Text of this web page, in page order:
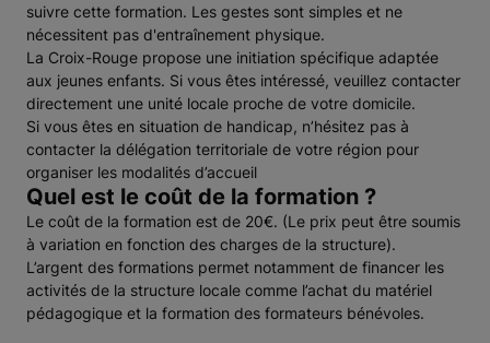
suivre cette formation. Les gestes sont simples et ne
nécessitent pas d'entraînement physique.
La Croix-Rouge propose une initiation spécifique adaptée
aux jeunes enfants. Si vous êtes intéressé, veuillez contacter
directement une unité locale proche de votre domicile.
Si vous êtes en situation de handicap, n’hésitez pas à
contacter la délégation territoriale de votre région pour
organiser les modalités d’accueil
Quel est le coût de la formation ?
Le coût de la formation est de 20€. (Le prix peut être soumis
à variation en fonction des charges de la structure).
L’argent des formations permet notamment de financer les
activités de la structure locale comme l’achat du matériel
pédagogique et la formation des formateurs bénévoles.